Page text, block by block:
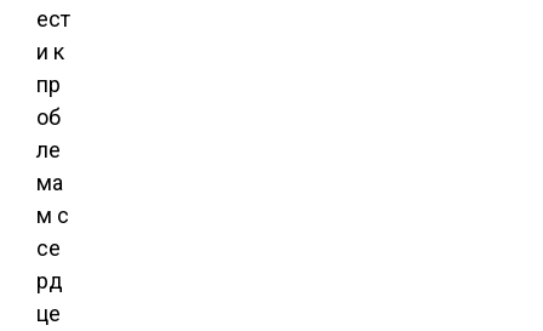
ест
и к
пр
об
ле
ма
м с
се
рд
це